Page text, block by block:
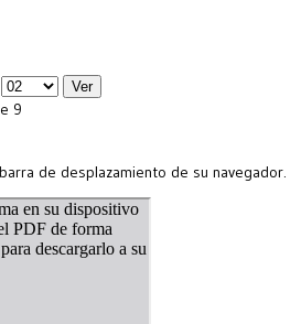
9
de desplazamiento de su navegador.